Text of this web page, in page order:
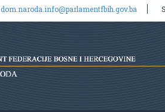
dom.naroda.info@parlamentfbih.gov.ba